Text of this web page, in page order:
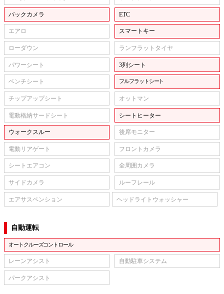
バックカメラ ETC
エアロ スマートキー
ローダウン ランフラットタイヤ
パワーシート 3列シート
ベンチシート フルフラットシート
チップアップシート オットマン
電動格納サードシート シートヒーター
ウォークスルー 後席モニター
電動リアゲート フロントカメラ
シートエアコン 全周囲カメラ
サイドカメラ ルーフレール
エアサスペンション ヘッドライトウォッシャー
自動運転
オートクルーズコントロール
レーンアシスト 自動駐車システム
パークアシスト